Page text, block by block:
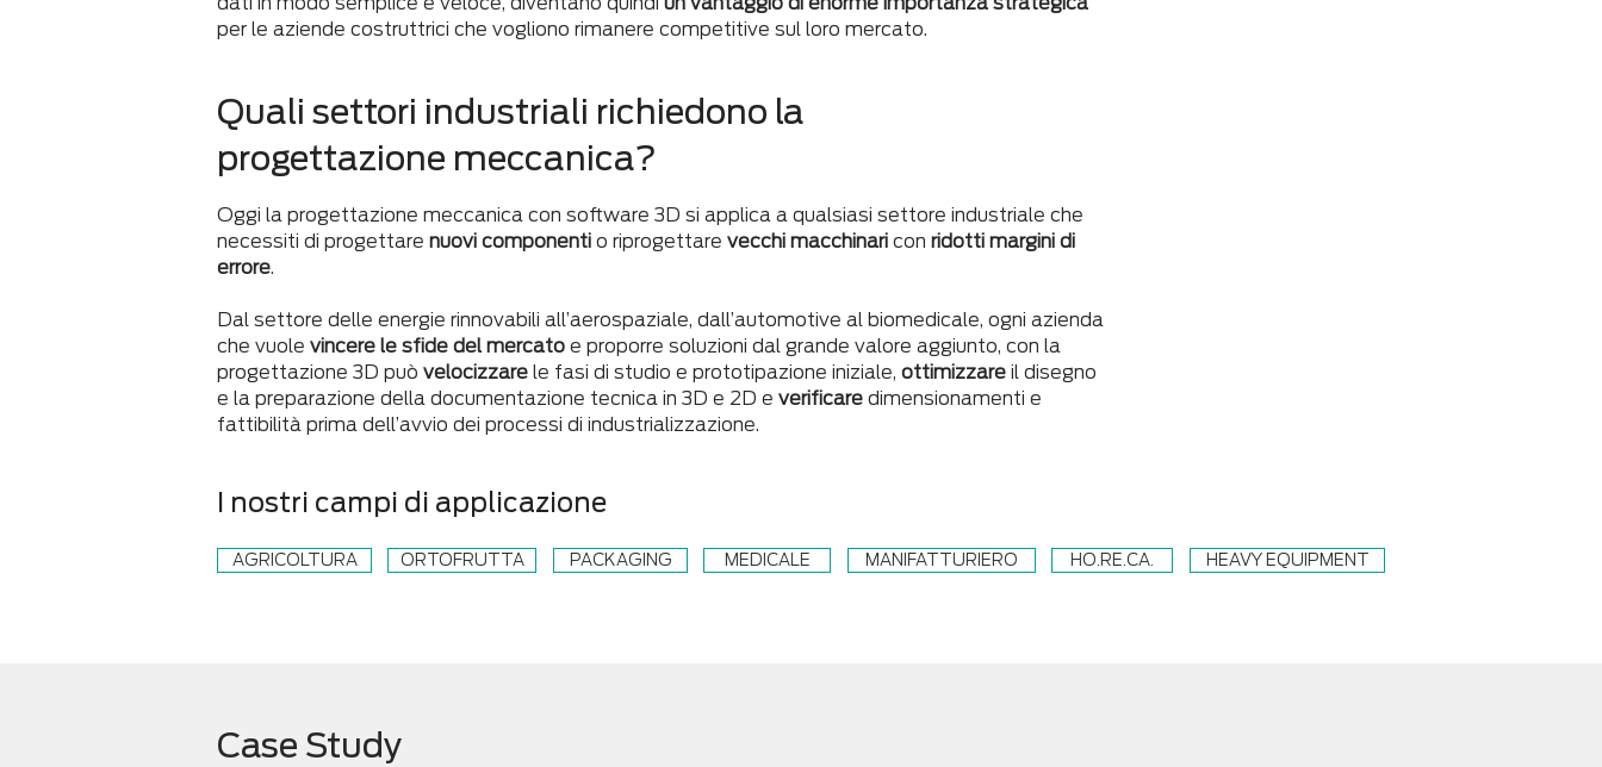
per le aziende costruttrici che vogliono rimanere competitive sul loro mercato.
Quali settori industriali richiedono la
progettazione meccanica?
Oggi la progettazione meccanica con software 3D si applica a qualsiasi settore industriale che
necessiti di progettare nuovi componenti o riprogettare vecchi macchinari con ridotti margini di
errore.
Dal settore delle energie rinnovabili all’aerospaziale, dall’automotive al biomedicale, ogni azienda
che vuole vincere le sfide del mercato e proporre soluzioni dal grande valore aggiunto, con la
progettazione 3D può velocizzare le fasi di studio e prototipazione iniziale, ottimizzare il disegno
e la preparazione della documentazione tecnica in 3D e 2D e verificare dimensionamenti e
fattibilità prima dell’avvio dei processi di industrializzazione.
I nostri campi di applicazione
AGRICOLTURA ORTOFRUTTA PACKAGING MEDICALE MANIFATTURIERO HO.RE.CA. HEAVY EQUIPMENT
Case Study